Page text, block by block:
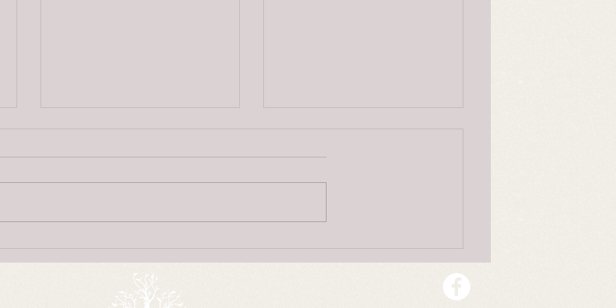
Herr Byrting og alvekvinna, 3.
dynni mæ finganne små -Me lindi
Herr Byrting og alvekvinna, 2.
kom seg i Byrtingens Gaard -Mæ